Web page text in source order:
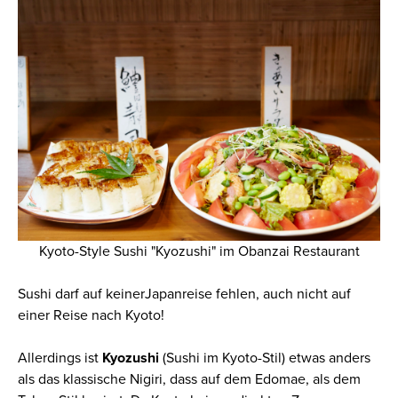
Kyoto-Style Sushi "Kyozushi" im Obanzai Restaurant
Sushi darf auf keinerJapanreise fehlen, auch nicht auf
einer Reise nach Kyoto!
Allerdings ist Kyozushi (Sushi im Kyoto-Stil) etwas anders
als das klassische Nigiri, dass auf dem Edomae, als dem